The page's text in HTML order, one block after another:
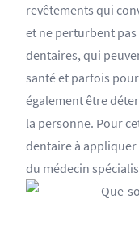
revêtements qui
et ne perturbent pas
dentaires, qui
santé et parfois
également être
la personne. Pour
dentaire à
du médecin